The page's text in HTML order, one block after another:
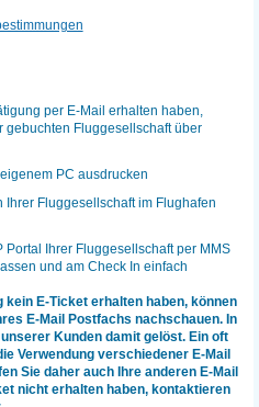
per E-Mail erhalten haben,
Fluggesellschaft über
PC ausdrucken
Ihrer Fluggesellschaft im Flughafen
Portal Ihrer Fluggesellschaft per MMS
und am Check In einfach
kein E-Ticket erhalten haben, können
E-Mail Postfachs nachschauen. In
Kunden damit gelöst. Ein oft
Verwendung verschiedener E-Mail
Sie daher auch Ihre anderen E-Mail
nicht erhalten haben, kontaktieren